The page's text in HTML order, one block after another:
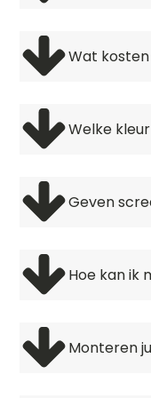
Screens
zomerdagen.
Wat
De prijs van
van € 618,-.
Welke
Binnen onze
donkere kleur
standaard
Geven
Jazeker!
Wanneer het
afhankelijk van
Hoe kan ik
Screens
een zachte
waterafstotend
Monteren